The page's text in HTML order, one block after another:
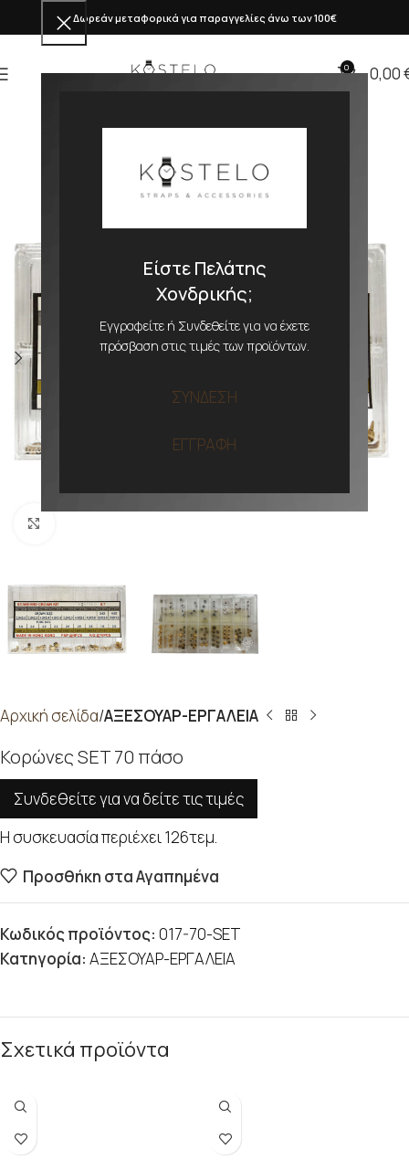
Είστε Πελάτης
Χονδρικής;
Εγγραφείτε ή Συνδεθείτε για να έχετε
πρόσβαση στις τιμές των προϊόντων.
ΣΥΝΔΕΣΗ
ΕΓΓΡΑΦΗ
Δωρεάν μεταφορικά για παραγγελίες άνω των 100€
0 0,00
Αρχική σελίδα ΑΞΕΣΟΥΑΡ-ΕΡΓΑΛΕΙΑ
Κορώνες SET 70 πάσο
Συνδεθείτε για να δείτε τις τιμές
Η συσκευασία περιέχει 126τεμ.
Προσθήκη στα Αγαπημένα
Κωδικός προϊόντος: 017-70-SET
Κατηγορία: ΑΞΕΣΟΥΑΡ-ΕΡΓΑΛΕΙΑ
Σχετικά προϊόντα